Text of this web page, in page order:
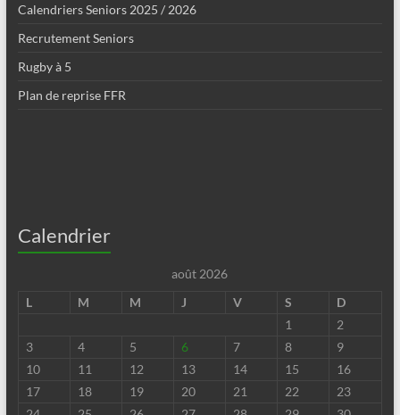
Calendriers Seniors 2025 / 2026
Recrutement Seniors
Rugby à 5
Plan de reprise FFR
Calendrier
août 2026
L
M M J V S
D
1
2
3
4 5 6 7 8
9
10
11 12 13 14 15
16
17
18 19 20 21 22
23